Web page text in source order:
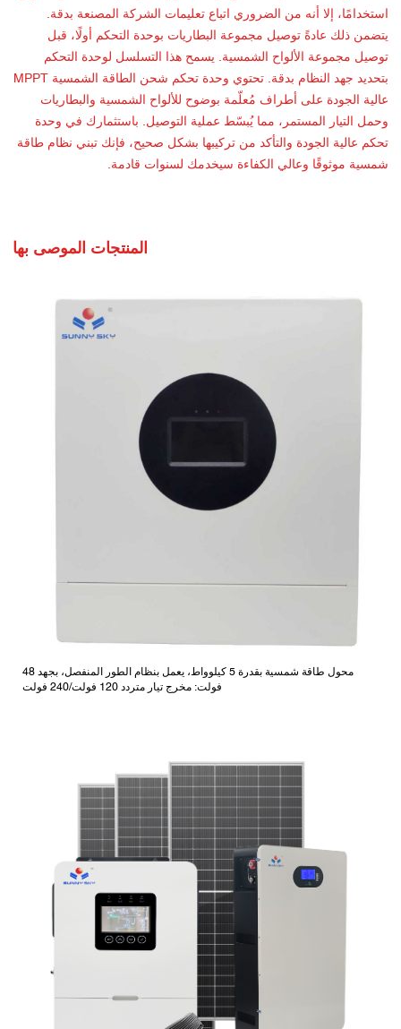
استخدامًا، إلا أنه من الضروري اتباع تعليمات الشركة المصنعة بدقة.
يتضمن ذلك عادةً توصيل مجموعة البطاريات بوحدة التحكم أولًا، قبل
توصيل مجموعة الألواح الشمسية. يسمح هذا التسلسل لوحدة التحكم
بتحديد جهد النظام بدقة. تحتوي وحدة تحكم شحن الطاقة الشمسية MPPT
عالية الجودة على أطراف مُعلّمة بوضوح للألواح الشمسية والبطاريات
وحمل التيار المستمر، مما يُبسّط عملية التوصيل. باستثمارك في وحدة
تحكم عالية الجودة والتأكد من تركيبها بشكل صحيح، فإنك تبني نظام طاقة
شمسية موثوقًا وعالي الكفاءة سيخدمك لسنوات قادمة.
المنتجات الموصى بها
محول طاقة شمسية بقدرة 5 كيلوواط، يعمل بنظام الطور المنفصل، بجهد 48
فولت: مخرج تيار متردد 120 فولت/240 فولت